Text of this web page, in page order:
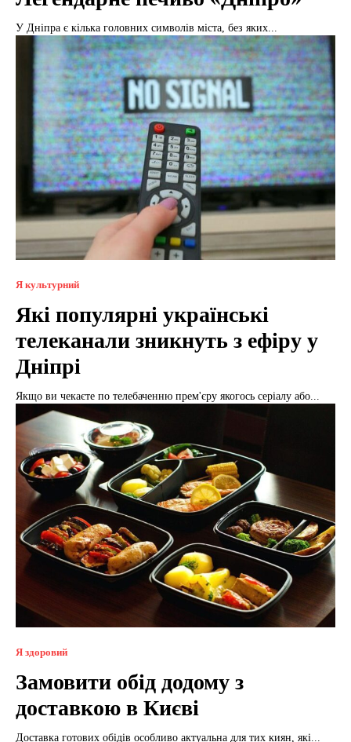
У Дніпра є кілька головних символів міста, без яких...
Я культурний
Які популярні українські
телеканали зникнуть з ефіру у
Дніпрі
Якщо ви чекаєте по телебаченню прем'єру якогось серіалу або...
Я здоровий
Замовити обід додому з
доставкою в Києві
Доставка готових обідів особливо актуальна для тих киян, які...